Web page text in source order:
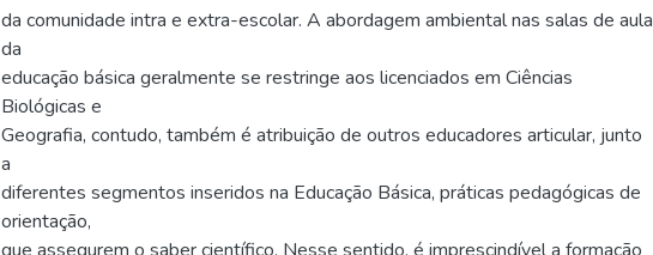
da comunidade intra e extra-escolar. A abordagem ambiental nas salas de aula
da
educação básica geralmente se restringe aos licenciados em Ciências
Biológicas e
Geografia, contudo, também é atribuição de outros educadores articular, junto
a
diferentes segmentos inseridos na Educação Básica, práticas pedagógicas de
orientação,
que assegurem o saber científico. Nesse sentido, é imprescindível a formação